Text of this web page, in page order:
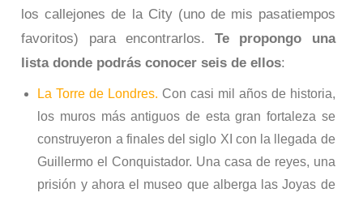
los callejones de la City (uno de mis pasatiempos
favoritos) para encontrarlos.Te propongo una
lista donde podrás conocer seis de ellos:
La Torre de Londres. Con casi mil años de historia,
los muros más antiguos de esta gran fortaleza se
construyeron a finales del siglo XI con la llegada de
Guillermo el Conquistador. Una casa de reyes, una
prisión y ahora el museo que alberga las Joyas de